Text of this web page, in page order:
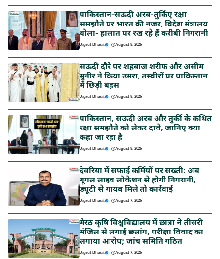
पाकिस्तान-सऊदी अरब-तुर्किए रक्षा
समझौते पर भारत की नजर, विदेश मंत्रालय
बोला- हालात पर रख रहे हैं करीबी निगरानी
Jagrut Bharat | August 8, 2026
सऊदी दौरे पर शहबाज शरीफ और असीम
मुनीर ने किया उमरा, तस्वीरों पर पाकिस्तान
में छिड़ी बहस
Jagrut Bharat | August 8, 2026
पाकिस्तान, सऊदी अरब और तुर्की के कथित
रक्षा समझौते को लेकर दावे, जानिए क्या
कहा जा रहा है
Jagrut Bharat | August 8, 2026
देवरिया में सफाई कर्मियों पर सख्ती: अब
गूगल लाइव लोकेशन से होगी निगरानी,
ड्यूटी से गायब मिले तो कार्रवाई
Jagrut Bharat | August 7, 2026
मेरठ कृषि विश्वविद्यालय में छात्रा ने तीसरी
मंजिल से लगाई छलांग, परीक्षा विवाद का
लगाया आरोप; जांच समिति गठित
Jagrut Bharat | August 7, 2026